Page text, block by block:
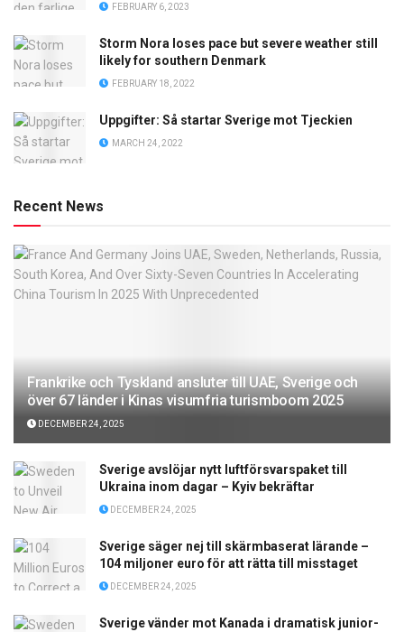
FEBRUARY 6, 2023
Storm Nora loses pace but severe weather still
likely for southern Denmark
FEBRUARY 18, 2022
Uppgifter: Så startar Sverige mot Tjeckien
MARCH 24, 2022
Recent News
Frankrike och Tyskland ansluter till UAE, Sverige och
över 67 länder i Kinas visumfria turismboom 2025
DECEMBER 24, 2025
Sverige avslöjar nytt luftförsvarspaket till
Ukraina inom dagar – Kyiv bekräftar
DECEMBER 24, 2025
Sverige säger nej till skärmbaserat lärande –
104 miljoner euro för att rätta till misstaget
DECEMBER 24, 2025
Sverige vänder mot Kanada i dramatisk junior-